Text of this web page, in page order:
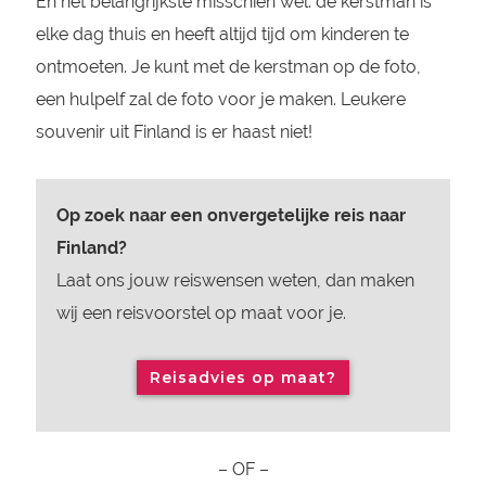
elke dag thuis en heeft altijd tijd om kinderen te
ontmoeten. Je kunt met de kerstman op de foto,
een hulpelf zal de foto voor je maken. Leukere
souvenir uit Finland is er haast niet!
Op zoek naar een onvergetelijke reis naar
Finland?
Laat ons jouw reiswensen weten, dan maken
wij een reisvoorstel op maat voor je.
Reisadvies op maat?
– OF –